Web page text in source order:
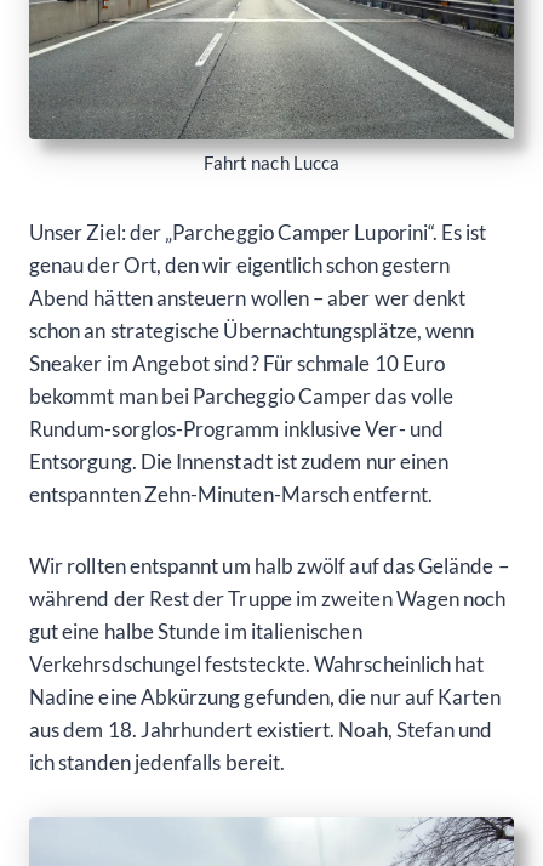
Fahrt nach Lucca
Unser Ziel: der „Parcheggio Camper Luporini“. Es ist
genau der Ort, den wir eigentlich schon gestern
Abend hätten ansteuern wollen – aber wer denkt
schon an strategische Übernachtungsplätze, wenn
Sneaker im Angebot sind? Für schmale 10 Euro
bekommt man bei Parcheggio Camper das volle
Rundum-sorglos-Programm inklusive Ver- und
Entsorgung. Die Innenstadt ist zudem nur einen
entspannten Zehn-Minuten-Marsch entfernt.
Wir rollten entspannt um halb zwölf auf das Gelände –
während der Rest der Truppe im zweiten Wagen noch
gut eine halbe Stunde im italienischen
Verkehrsdschungel feststeckte. Wahrscheinlich hat
Nadine eine Abkürzung gefunden, die nur auf Karten
aus dem 18. Jahrhundert existiert. Noah, Stefan und
ich standen jedenfalls bereit.